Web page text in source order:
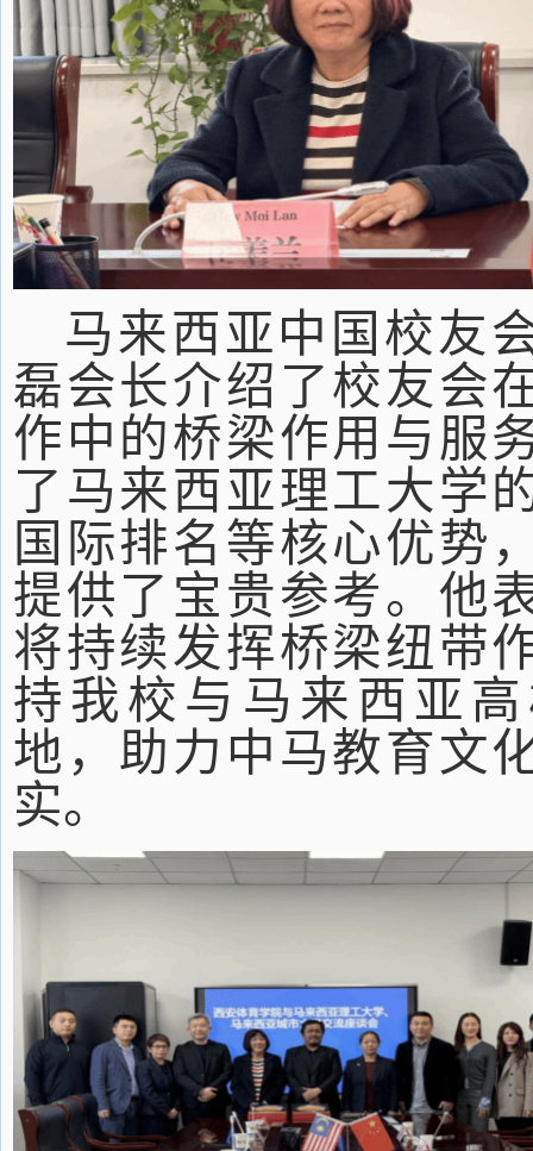
马来西亚中国校友
磊会长介绍了校友会
作中的桥梁作用与服
了马来西亚理工大学
国际排名等核心优势
提供了宝贵参考。他
将持续发挥桥梁纽带
持我校与马来西亚
地，助力中马教育文
实。